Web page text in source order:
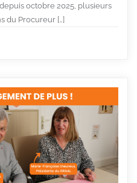
octobre 2025, plusieurs
du Procureur […]